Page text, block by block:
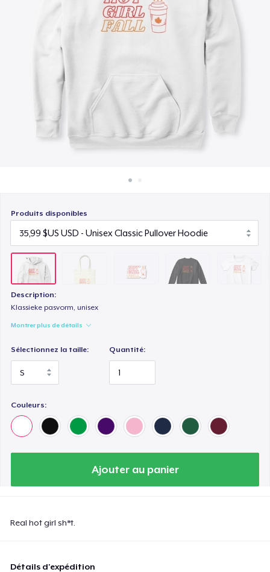
Vendez partout
Produits disponibles
Description:
Klassieke pasvorm, unisex
Montrer plus de détails
Sélectionnez la taille: Quantité:
Couleurs:
Ajouter au panier
Real hot girl sh*t.
Détails d'expédition
Unisex Classic Crewneck Sweatshirt
Women's Classic Tee
22,99 $US
Next Level 3600 | Premium Ring-Spun Cotton T-Shirt
24,99 $US